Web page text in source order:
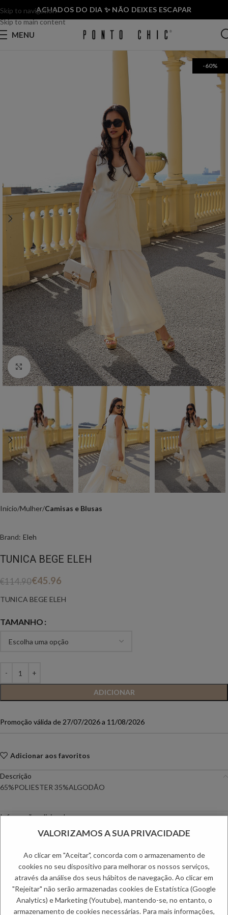
Skip to navigation
Skip to main content
ACHADOS DO DIA ✨ NÃO DEIXES ESCAPAR
MENU
-60%
Click to enlarge
Início Mulher Camisas e Blusas
Brand: Eleh
TUNICA BEGE ELEH
€114.90€45.96
TUNICA BEGE ELEH
TAMANHO
ADICIONAR
Promoção válida de 27/07/2026 a 11/08/2026
Adicionar aos favoritos
Descrição
65%POLIESTER 35%ALGODÃO
Informação adicional
Trocas e Devoluções
Categorias: Camisas e Blusas
Mulher
Etiquetas:
PC DAYS , Primavera Especial Primavera Mulher , Saldos de
Mulher
VALORIZAMOS A SUA PRIVACIDADE
Ao clicar em "Aceitar", concorda com o armazenamento de
cookies no seu dispositivo para melhorar os nossos serviços,
através da análise dos seus hábitos de navegação. Ao clicar em
"Rejeitar" não serão armazenadas cookies de Estatística (Google
Analytics) e Marketing (Youtube), mantendo-se, no entanto, o
armazenamento de cookies necessárias. Para mais informações,